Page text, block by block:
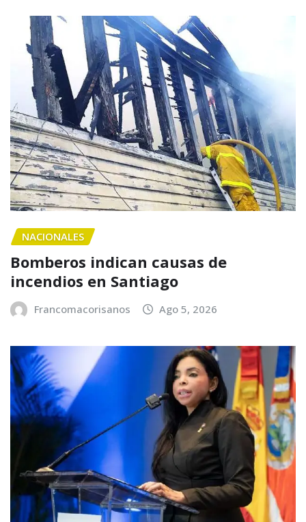
NACIONALES
Bomberos indican causas de
incendios en Santiago
Francomacorisanos Ago 5, 2026